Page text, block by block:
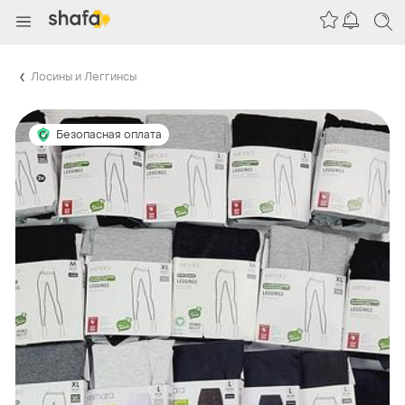
Лосины и Леггинсы
Безопасная оплата